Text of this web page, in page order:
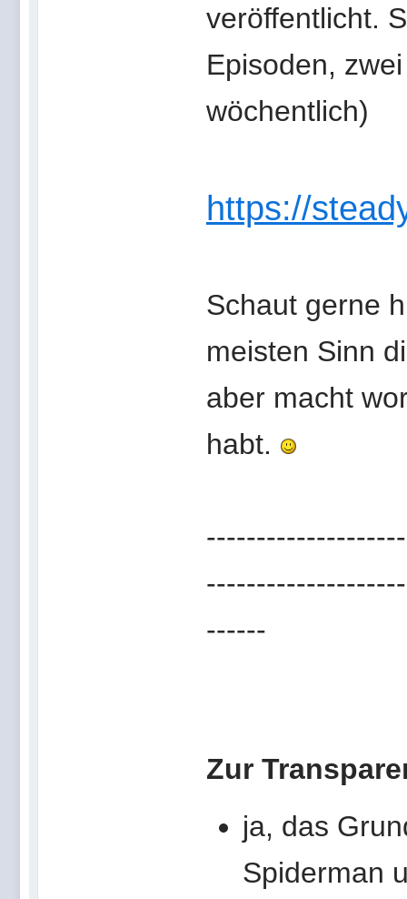
veröffentlicht.
Episoden,
wöchentlich)
https://
Schaut gerne
meisten Sinn
aber macht
habt.
------
Zur
ja, das
Spiderman